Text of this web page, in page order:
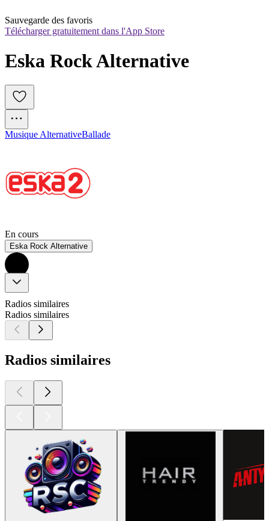
Sauvegarde des favoris
Télécharger gratuitement dans l'App Store
Eska Rock Alternative
Musique AlternativeBallade
En cours
Eska Rock Alternative
Radios similaires
Radios similaires
Radios similaires